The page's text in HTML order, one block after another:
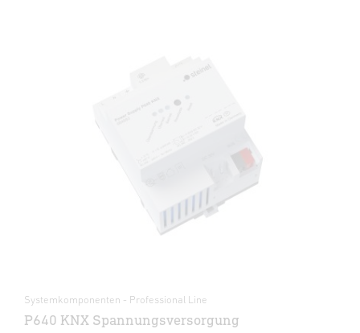
Systemkomponenten - Professional Line
P640 KNX Spannungsversorgung